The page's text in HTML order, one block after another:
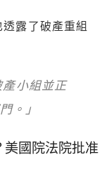
露了破產重組
產小組並正
。」
國院法院批准